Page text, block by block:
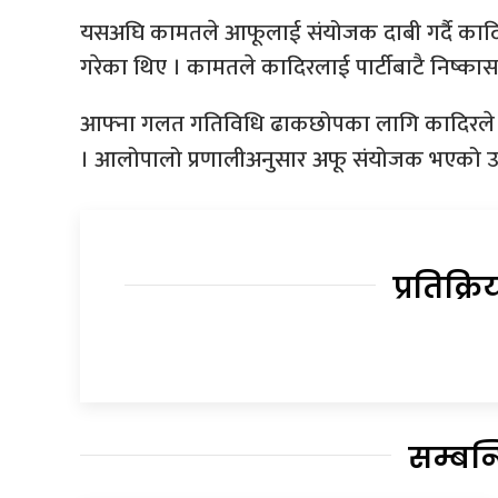
यसअघि कामतले आफूलाई संयोजक दाबी गर्दै
गरेका थिए । कामतले कादिरलाई पार्टीबाटै
आफ्ना गलत गतिविधि ढाकछोपका लागि
। आलोपालो प्रणालीअनुसार अफू संयोजक भएको